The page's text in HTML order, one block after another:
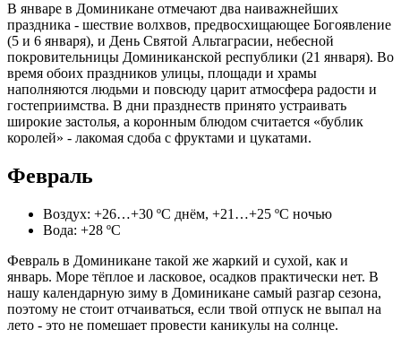
В январе в Доминикане отмечают два наиважнейших
праздника - шествие волхвов, предвосхищающее Богоявление
(5 и 6 января), и День Святой Альтаграсии, небесной
покровительницы Доминиканской республики (21 января). Во
время обоих праздников улицы, площади и храмы
наполняются людьми и повсюду царит атмосфера радости и
гостеприимства. В дни празднеств принято устраивать
широкие застолья, а коронным блюдом считается «бублик
королей» - лакомая сдоба с фруктами и цукатами.
Февраль
Воздух: +26…+30 ºС днём, +21…+25 ºС ночью
Вода: +28 ºС
Февраль в Доминикане такой же жаркий и сухой, как и
январь. Море тёплое и ласковое, осадков практически нет. В
нашу календарную зиму в Доминикане самый разгар сезона,
поэтому не стоит отчаиваться, если твой отпуск не выпал на
лето - это не помешает провести каникулы на солнце.